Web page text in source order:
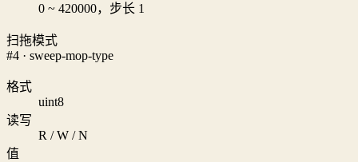
0 ~ 420000，步长 1
扫拖模式
#4 · sweep-mop-type
格式
uint8
读写
R / W / N
值